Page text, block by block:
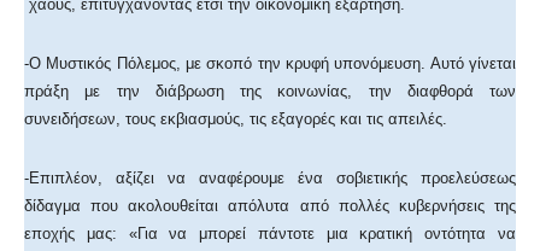
χάους, επιτυγχάνοντας έτσι την οικονομική εξάρτηση.
-Ο Μυστικός Πόλεμος, με σκοπό την κρυφή υπονόμευση. Αυτό γίνεται
πράξη με την διάβρωση της κοινωνίας, την διαφθορά των
συνειδήσεων, τους εκβιασμούς, τις εξαγορές και τις απειλές.
-Επιπλέον, αξίζει να αναφέρουμε ένα σοβιετικής προελεύσεως
δίδαγμα που ακολουθείται απόλυτα από πολλές κυβερνήσεις της
εποχής μας: «Για να μπορεί πάντοτε μια κρατική οντότητα να